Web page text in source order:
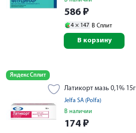
586 ₽
4 × 147 В Сплит
В корзину
Яндекс Сплит
Латикорт мазь 0,1% 15г
Jelfa SA (Polfa)
В наличии
174 ₽